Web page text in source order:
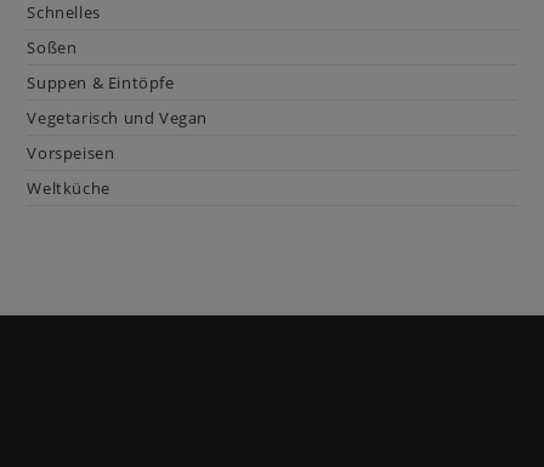
Schnelles
Soßen
Suppen & Eintöpfe
Vegetarisch und Vegan
Vorspeisen
Weltküche